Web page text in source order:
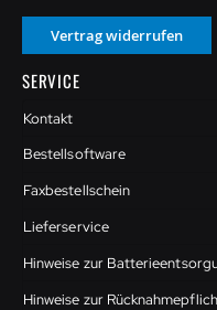
Vertrag widerrufen
SERVICE
Kontakt
Bestellsoftware
Faxbestellschein
Lieferservice
Hinweise zur
Hinweise zur